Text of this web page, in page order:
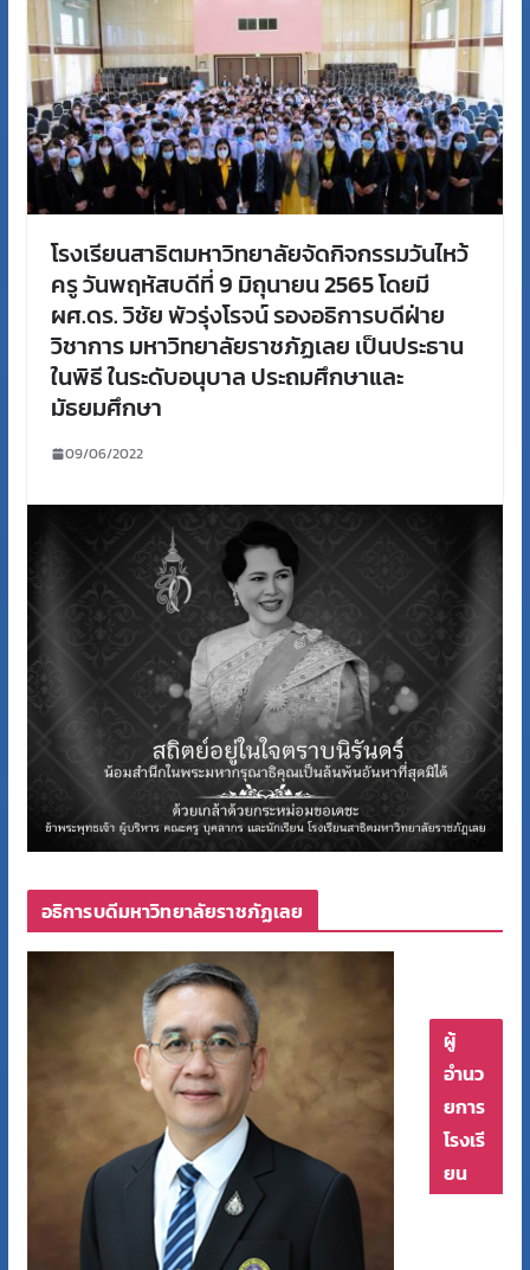
โรงเรียนสาธิตมหาวิทยาลัยจัดกิจกรรมวันไหว้
ครู วันพฤหัสบดีที่ 9 มิถุนายน 2565 โดยมี
ผศ.ดร. วิชัย พัวรุ่งโรจน์ รองอธิการบดีฝ่าย
วิชาการ มหาวิทยาลัยราชภัฏเลย เป็นประธาน
ในพิธี ในระดับอนุบาล ประถมศึกษาและ
มัธยมศึกษา
09/06/2022
อธิการบดีมหาวิทยาลัยราชภัฏเลย
ผู้
อำนว
ยการ
โรงเรี
ยน